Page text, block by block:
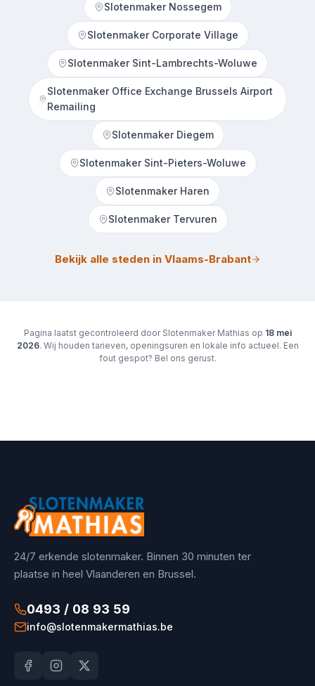
Slotenmaker Nossegem
Slotenmaker Corporate Village
Slotenmaker Sint-Lambrechts-Woluwe
Slotenmaker Office Exchange Brussels Airport
Remailing
Slotenmaker Diegem
Slotenmaker Sint-Pieters-Woluwe
Slotenmaker Haren
Slotenmaker Tervuren
Bekijk alle steden in Vlaams-Brabant
Pagina laatst gecontroleerd door Slotenmaker Mathias op 18 mei
2026. Wij houden tarieven, openingsuren en lokale info actueel. Een
fout gespot? Bel ons gerust.
24/7 erkende slotenmaker. Binnen 30 minuten ter
plaatse in heel Vlaanderen en Brussel.
0493 / 08 93 59
info@slotenmakermathias.be